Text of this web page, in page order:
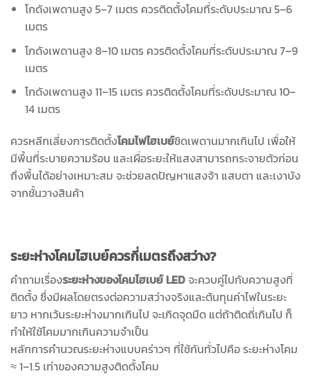
โกดังเพดานสูง 5–7 เมตร ควรติดตั้งโคมที่ระดับประมาณ 5–6
เมตร
โกดังเพดานสูง 8–10 เมตร ควรติดตั้งโคมที่ระดับประมาณ 7–9
เมตร
โกดังเพดานสูง 11–15 เมตร ควรติดตั้งโคมที่ระดับประมาณ 10–
14 เมตร
ควรหลีกเลี่ยงการติดตั้งโคมไฟไฮเบย์ชิดเพดานมากเกินไป เพื่อให้
มีพื้นที่ระบายความร้อน และเผื่อระยะให้แสงสามารถกระจายตัวก่อน
ถึงพื้นได้อย่างเหมาะสม จะช่วยลดปัญหาแสงจ้า แสบตา และเงาบัง
จากชั้นวางสินค้า
ระยะห่างโคมไฮเบย์ควรกี่เมตรถึงสว่าง?
คำถามเรื่องระยะห่างของโคมไฮเบย์ LEDจะควบคู่ไปกับความสูงที่
ติดตั้ง ซึ่งมีผลโดยตรงต่อความสว่างจริงและต้นทุนค่าไฟในระยะ
ยาว หากเว้นระยะห่างมากเกินไป จะเกิดจุดมืด แต่ถ้าติดถี่เกินไป ก็
ทำให้ใช้โคมมากเกินความจำเป็น
หลักการคำนวณระยะห่างแบบคร่าวๆ ที่ใช้กันทั่วไปคือ ระยะห่างโคม
≈ 1–1.5 เท่าของความสูงติดตั้งโคม